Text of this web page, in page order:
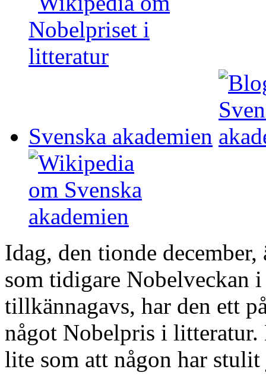
Svenska akademien
Idag, den tionde
som tidigare Nobelveckan
tillkännagavs, har den ett
något Nobelpris i litteratur.
lite som att någon har